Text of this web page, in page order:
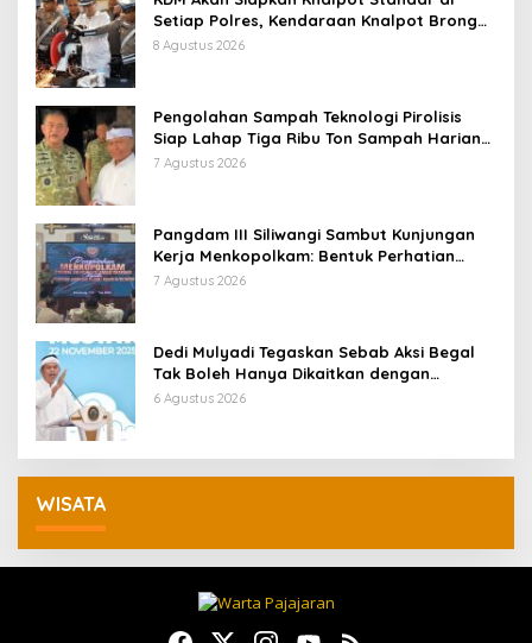
Setiap Polres, Kendaraan Knalpot Brong
Tertangkap Langsung Ganti
8 Agustus 2026
Pengolahan Sampah Teknologi Pirolisis
Siap Lahap Tiga Ribu Ton Sampah Harian
Jawa Barat
7 Agustus 2026
Pangdam III Siliwangi Sambut Kunjungan
Kerja Menkopolkam: Bentuk Perhatian
Pemerintah
7 Agustus 2026
Dedi Mulyadi Tegaskan Sebab Aksi Begal
Tak Boleh Hanya Dikaitkan dengan
Ekonomi
6 Agustus 2026
WISATA